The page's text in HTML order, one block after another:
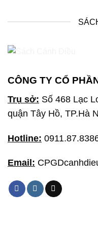
CÔNG TY CỔ
Trụ sở: Số 468 Lạc
quận Tây Hồ, TP.Hà
Hotline:
Email: